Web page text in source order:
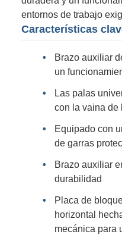
entornos de trabajo
Características
Brazo auxiliar
un
Las palas
con la vaina de
Equipado con
de garras
Brazo auxiliar
durabilidad
Placa de
horizontal
mecánica para